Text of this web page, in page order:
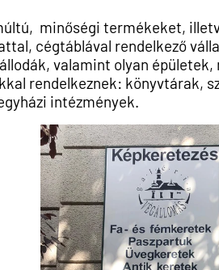
minőségi termékeket,
cégtáblával rendelkező
valamint olyan épületek,
rendelkeznek: könyvtárak,
intézmények.